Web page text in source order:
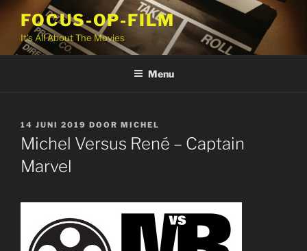
inhoud
FOCUS-OP-FILM
It's All About The Movies
Menu
GEPLAATST
OP
14 JUNI 2019 DOOR MICHEL
Michel Versus René – Captain
Marvel